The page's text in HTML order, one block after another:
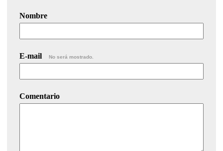
Nombre
E-mail No será mostrado.
Comentario